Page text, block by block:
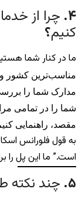
۴. چرا از
کنیم؟
ما در کنار شما
مناسب‌ترین کشور و
مدارک شما را
شما را در تمامی
مقصد، راهنمایی
به قول فلورانس
است.” ما این پل را
۵. چند نکته